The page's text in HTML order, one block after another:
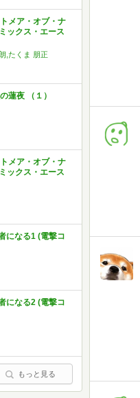
メア・オブ・ナ
ックス・エース
,たくま 朋正
蓮夜 （１）
メア・オブ・ナ
ックス・エース
になる1 (電撃コ
になる2 (電撃コ
もっと見る